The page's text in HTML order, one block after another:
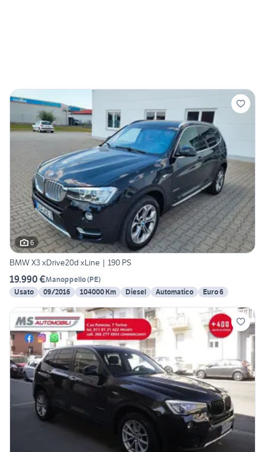
6
BMW X3 xDrive20d xLine | 190 PS
19.990 €Manoppello(PE)
Usato
09/2016 104000 Km Diesel Automatico Euro 6